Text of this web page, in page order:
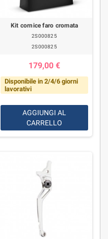
Kit cornice faro cromata
2S000825
2S000825
179,00 €
Disponibile in 2/4/6 giorni
lavorativi
AGGIUNGI AL
CARRELLO